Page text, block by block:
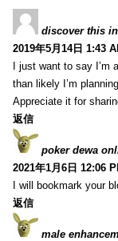
discover this
2019年5月14日 1:43
I just want to say I’m
than likely I’m
Appreciate it for
返信
poker dewa
2021年1月6日 12:06
I will bookmark your
返信
male